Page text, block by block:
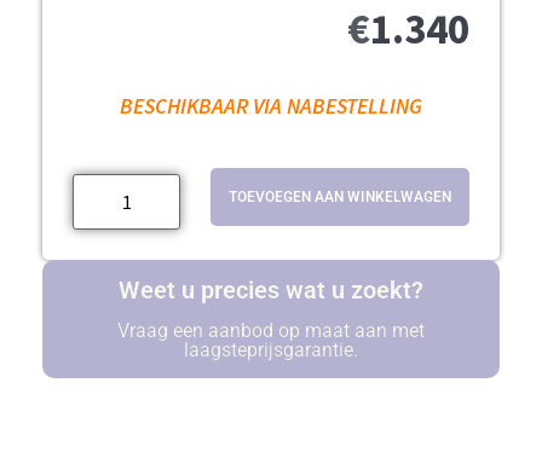
€1.340
BESCHIKBAAR VIA NABESTELLING
TOEVOEGEN AAN WINKELWAGEN
Weet u precies wat u zoekt?
Vraag een aanbod op maat aan met
laagsteprijsgarantie.